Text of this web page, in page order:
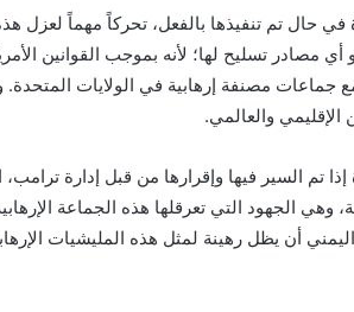
حال تم تنفيذها بالفعل، تحركاً مهماً لعزل
مصادر تسليح لها؛ لأنه بموجب القوانين
مصنفة إرهابية في الولايات
والعالمي.
تم السير فيها وإقرارها من قبل إدارة ترامب،
وهي الجهود التي تعرقلها هذه الجماعة
أن يظل رهينة لمثل هذه المليشيات